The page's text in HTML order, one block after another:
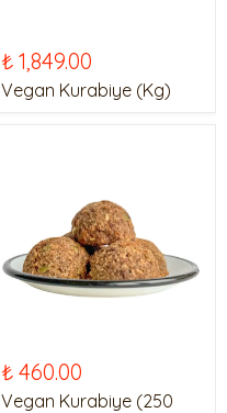
₺ 1,849.00
Vegan Kurabiye (Kg)
₺ 460.00
Vegan Kurabiye (250